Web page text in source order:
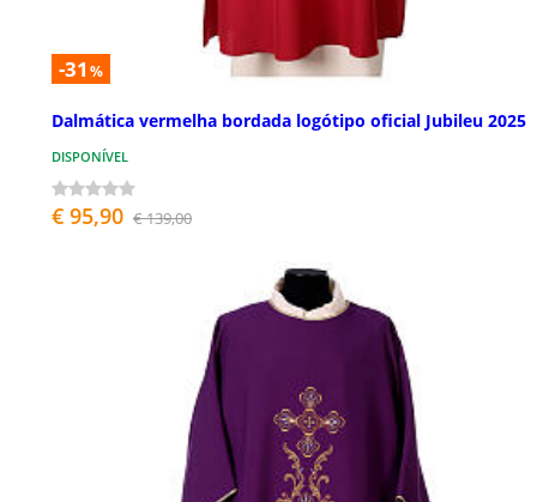
-31 %
Dalmática vermelha bordada logótipo oficial Jubileu 2025
DISPONÍVEL
€ 95,90 € 139,00